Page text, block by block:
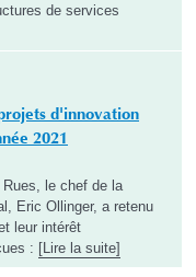
de services
d'innovation
2021
le chef de la
Eric Ollinger, a retenu
leur intérêt
: [Lire la suite]